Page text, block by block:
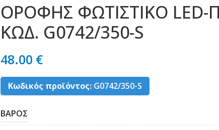
ΟΡΟΦΗΣ ΦΩΤΙΣΤΙΚΟ
ΚΩΔ. G0742/350-S
48.00 €
Κωδικός προϊόντος: G0742/350-S
ΒΑΡΟΣ